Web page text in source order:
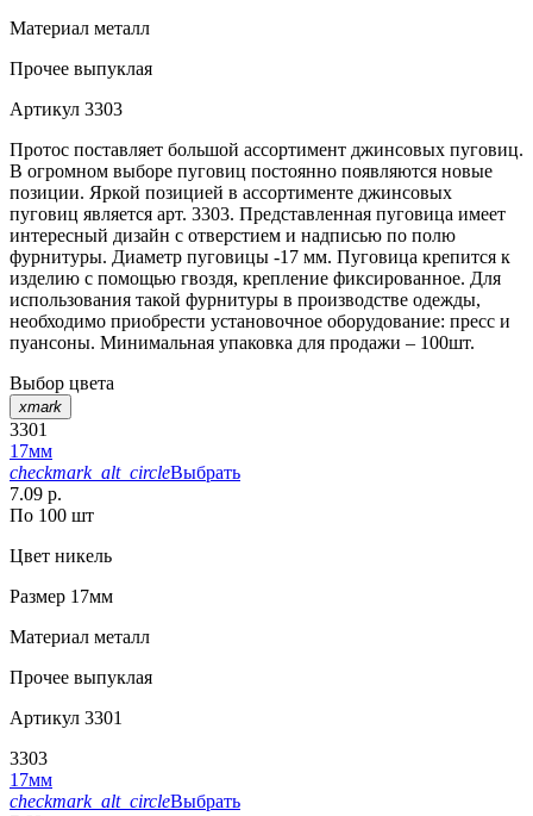
Материал металл
Прочее выпуклая
Артикул 3303
Протос поставляет большой ассортимент джинсовых пуговиц.
В огромном выборе пуговиц постоянно появляются новые
позиции. Яркой позицией в ассортименте джинсовых
пуговиц является арт. 3303. Представленная пуговица имеет
интересный дизайн с отверстием и надписью по полю
фурнитуры. Диаметр пуговицы -17 мм. Пуговица крепится к
изделию с помощью гвоздя, крепление фиксированное. Для
использования такой фурнитуры в производстве одежды,
необходимо приобрести установочное оборудование: пресс и
пуансоны. Минимальная упаковка для продажи – 100шт.
Выбор цвета
xmark
3301
17мм
checkmark_alt_circleВыбрать
7.09 р.
По 100 шт
Цвет никель
Размер 17мм
Материал металл
Прочее выпуклая
Артикул 3301
3303
17мм
checkmark_alt_circleВыбрать